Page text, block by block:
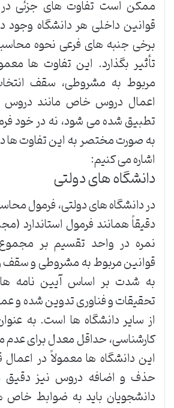
ممکن است تفاوت های جزئی
قوانین داخلی هر دانشگاه وجود
برخی جنبه های فرعی نحوه
تأثیر بگذارد. این تفاوت ها
مربوط به مشروطی، سقف
اعمال دروس خاص مانند دروس
تطبیق شده می شود، نه در خود
به صورت مختصر به این تفاوت ها
اشاره می کنیم:
دانشگاه های دولتی
در دانشگاه های دولتی، فرمول
دقیقاً همانند فرمول
نمره در واحد تقسیم بر
قوانین مربوط به مشروطی و سقف
به شدت بر اساس آیین نامه
تحقیقات و فناوری تدوین شده و
از سایر دانشگاه ها است. به
این دانشگاه ها معمولاً در
حذف و اضافه دروس نیز
دانشجویان باید به ضوابط